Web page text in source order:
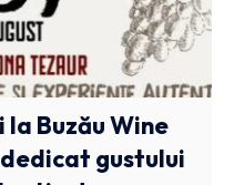
Buzău Wine
gustului